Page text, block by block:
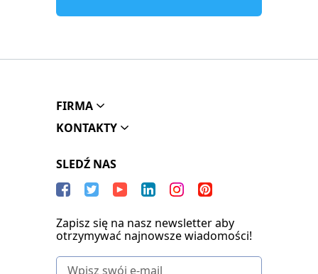
FIRMA
KONTAKTY
SLEDŹ NAS
Zapisz się na nasz newsletter aby
otrzymywać najnowsze wiadomości!